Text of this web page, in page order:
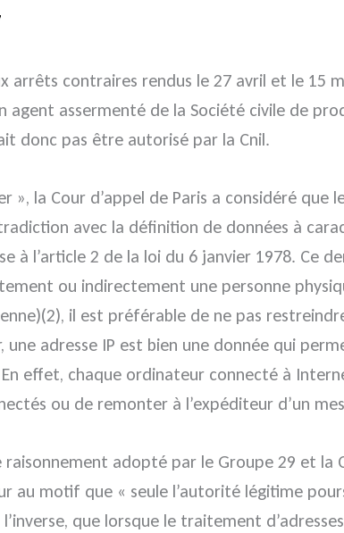
arrêts contraires rendus le 27 avril et le 15
agent assermenté de la Société civile de
donc pas être autorisé par la Cnil.
la Cour d’appel de Paris a considéré que
avec la définition de données à
à l’article 2 de la loi du 6 janvier 1978. Ce
ou indirectement une personne
il est préférable de ne pas
adresse IP est bien une donnée qui
effet, chaque ordinateur connecté à
ou de remonter à l’expéditeur d’un
adopté par le Groupe 29 et la
au motif que « seule l’autorité légitime
que lorsque le traitement